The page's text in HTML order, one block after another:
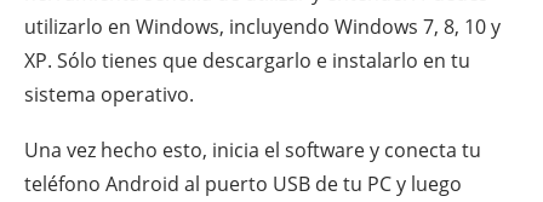
utilizarlo en Windows, incluyendo Windows 7, 8, 10 y
XP. Sólo tienes que descargarlo e instalarlo en tu
sistema operativo.
Una vez hecho esto, inicia el software y conecta tu
teléfono Android al puerto USB de tu PC y luego